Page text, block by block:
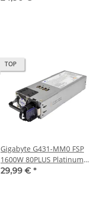
TOP
Gigabyte G431-MM0 FSP
1600W 80PLUS Platinum
PSU FSP1600-29FM
29,99 € *